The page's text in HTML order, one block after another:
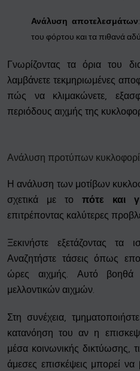
Ανάλυση αποτελεσμάτων
του φόρτου και τα πιθανά
Γνωρίζοντας τα όρια του
λαμβάνετε τεκμηριωμένες
πώς να κλιμακώνετε,
περιόδους αιχμής της
Ανάλυση προτύπων
Η ανάλυση των μοτίβων
σχετικά με το πότε και
επιτρέποντας καλύτερες
Ξεκινήστε εξετάζοντας τα
Αναζητήστε τάσεις όπως
ώρες αιχμής. Αυτό βοηθά
μελλοντικών αιχμών.
Στη συνέχεια,
κατανόηση του αν η
μέσα κοινωνικής δικτύωσης,
άμεσες επισκέψεις μπορεί